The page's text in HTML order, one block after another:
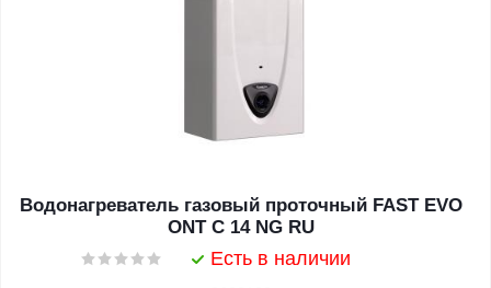
Водонагреватель газовый проточный FAST EVO
ONT C 14 NG RU
Есть в наличии